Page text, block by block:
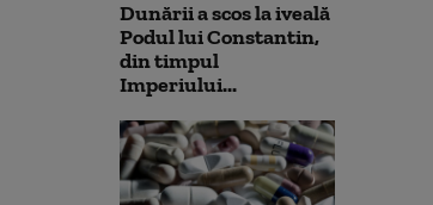
Dunării a scos la iveală
Podul lui Constantin,
din timpul
Imperiului...